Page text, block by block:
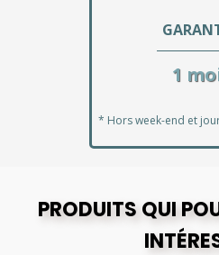
1
* Hors week-end et
PRODUITS QUI